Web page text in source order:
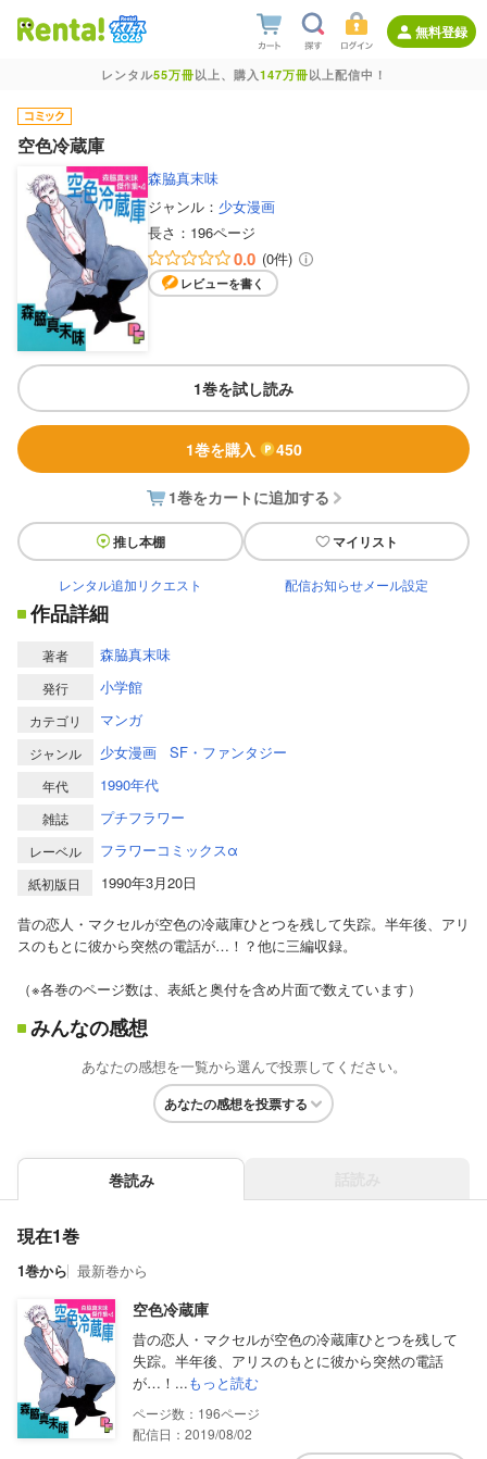
無料登録
レンタル55万冊以上、購入147万冊以上配信中！
空色冷蔵庫
森脇真末味
ジャンル： 少女漫画
長さ： 196ページ
0.0 (0件)
レビューを書く
1巻を試し読み
1巻を購入 450
1巻をカートに追加する
推し本棚 マイリスト
レンタル追加リクエスト 配信お知らせメール設定
作品詳細
著者 森脇真末味
発行 小学館
カテゴリ マンガ
ジャンル 少女漫画 SF・ファンタジー
年代 1990年代
雑誌 プチフラワー
レーベル フラワーコミックスα
紙初版日
1990年3月20日
昔の恋人・マクセルが空色の冷蔵庫ひとつを残して失踪。半年後、アリ
スのもとに彼から突然の電話が…！？他に三編収録。
（※各巻のページ数は、表紙と奥付を含め片面で数えています）
みんなの感想
あなたの感想を一覧から選んで投票してください。
あなたの感想を投票する
巻読み
現在1巻
1巻から 最新巻から
空色冷蔵庫
昔の恋人・マクセルが空色の冷蔵庫ひとつを残して
失踪。半年後、アリスのもとに彼から突然の電話
が…！...もっと読む
196
配信日：2019/08/02